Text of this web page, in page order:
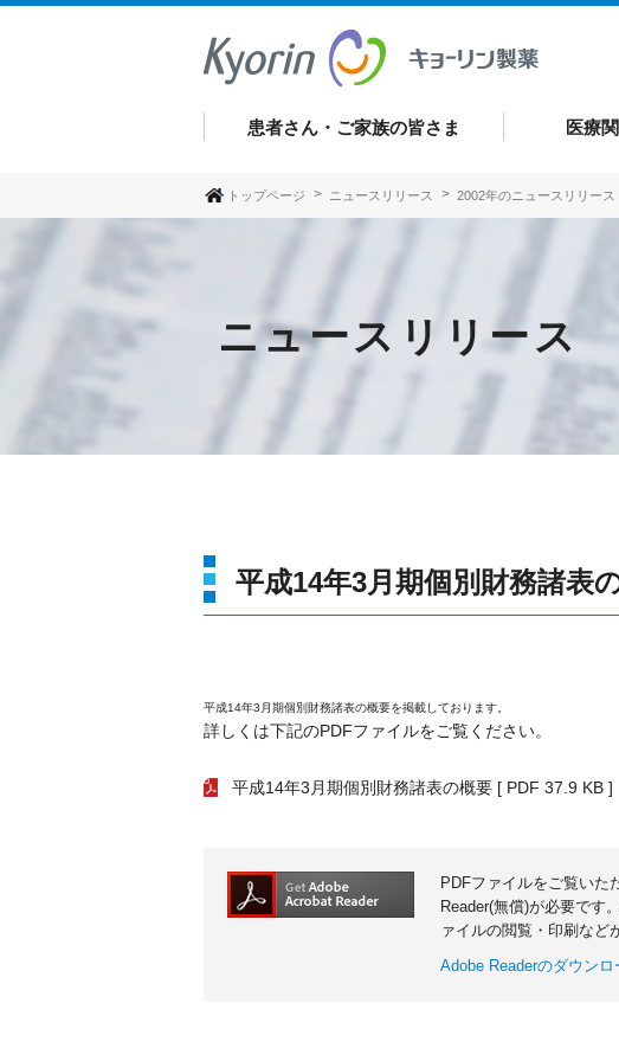
患者さん・ご家族の皆さま 医療
トップページ ニュースリリース 2002年のニュースリリース
ニュースリリース
平成14年3月期個別財務諸表
平成14年3月期個別財務諸表の概要を掲載しております。
詳しくは下記のPDFファイルをご覧ください。
平成14年3月期個別財務諸表の概要 [ PDF 37.9 KB ]
PDFファイルをご覧いた
Reader(無償)が必要です
ァイルの閲覧・印刷など
Adobe Readerのダウンロ